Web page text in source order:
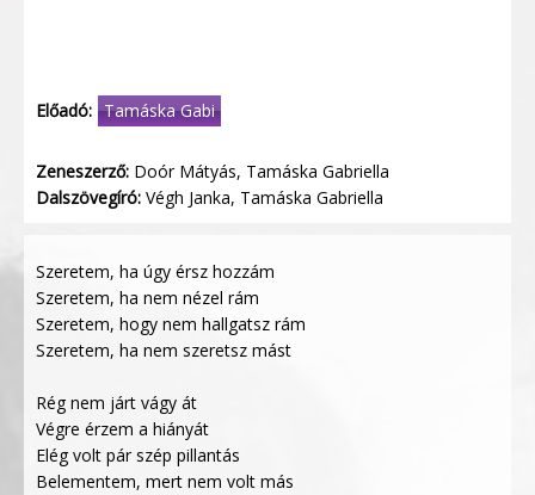
Előadó: Tamáska Gabi
Zeneszerző: Doór Mátyás, Tamáska Gabriella
Dalszövegíró: Végh Janka, Tamáska Gabriella
Szeretem, ha úgy érsz hozzám
Szeretem, ha nem nézel rám
Szeretem, hogy nem hallgatsz rám
Szeretem, ha nem szeretsz mást
Rég nem járt vágy át
Végre érzem a hiányát
Elég volt pár szép pillantás
Belementem, mert nem volt más